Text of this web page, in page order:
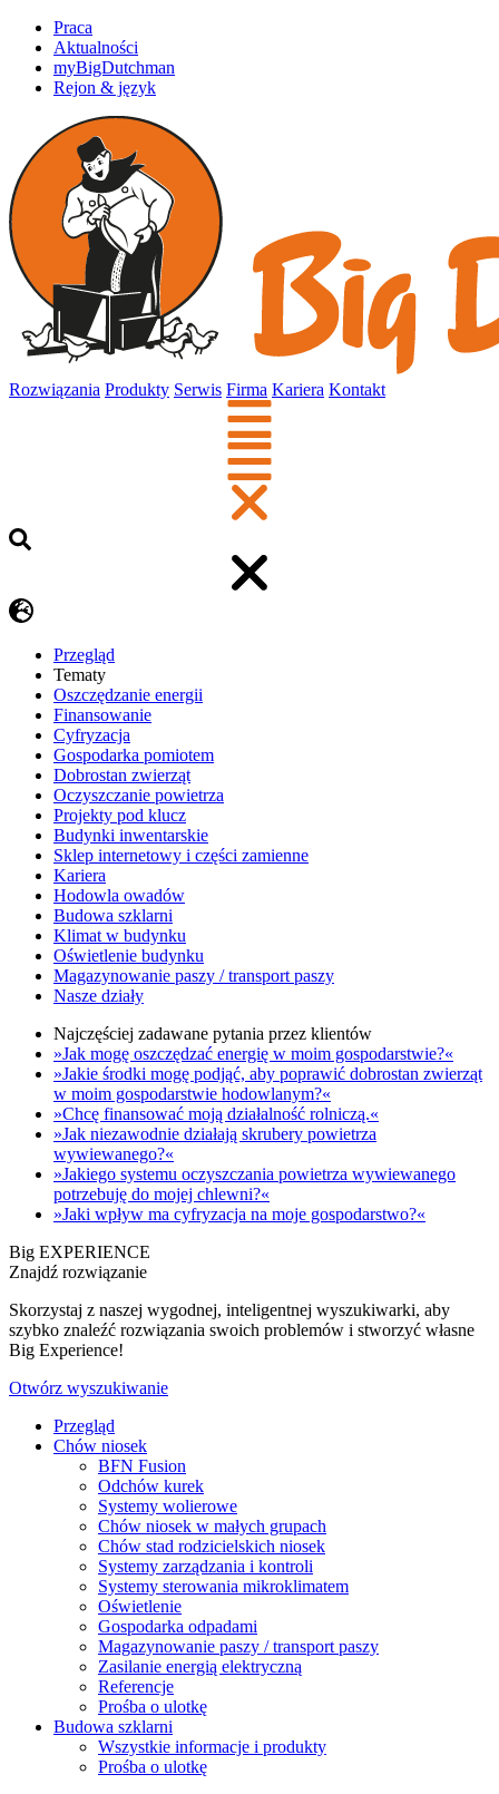
Praca
Aktualności
myBigDutchman
Rejon & język
Rozwiązania Produkty Serwis Firma Kariera Kontakt
Przegląd
Tematy
​Oszczędzanie energii
Finansowanie
Cyfryzacja
Gospodarka pomiotem
Dobrostan zwierząt
Oczyszczanie powietrza
Projekty pod klucz
Budynki inwentarskie
Sklep internetowy i części zamienne
Kariera
Hodowla owadów
Budowa szklarni
Klimat w budynku
Oświetlenie budynku
Magazynowanie paszy / transport paszy
Nasze działy
Najczęściej zadawane pytania przez klientów
»Jak mogę oszczędzać energię w moim gospodarstwie?«
»Jakie środki mogę podjąć, aby poprawić dobrostan zwierząt
w moim gospodarstwie hodowlanym?«
»Chcę finansować moją działalność rolniczą.«
»Jak niezawodnie działają skrubery powietrza
wywiewanego?«
»Jakiego systemu oczyszczania powietrza wywiewanego
potrzebuję do mojej chlewni?«
»Jaki wpływ ma cyfryzacja na moje gospodarstwo?«
Big EXPERIENCE
Znajdź rozwiązanie
Skorzystaj z naszej wygodnej, inteligentnej wyszukiwarki, aby
szybko znaleźć rozwiązania swoich problemów i stworzyć własne
Big Experience!
Otwórz wyszukiwanie
Przegląd
Chów niosek
BFN Fusion
Odchów kurek
Systemy wolierowe
Chów niosek w małych grupach
Chów stad rodzicielskich niosek
Systemy zarządzania i kontroli
Systemy sterowania mikroklimatem
Oświetlenie
Gospodarka odpadami
Magazynowanie paszy / transport paszy
Zasilanie energią elektryczną
Referencje
Prośba o ulotkę
Budowa szklarni
Wszystkie informacje i produkty
Prośba o ulotkę